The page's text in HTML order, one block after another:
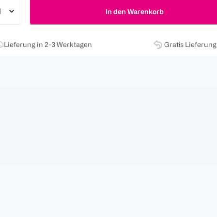
In den Warenkorb
Lieferung in 2-3 Werktagen Gratis